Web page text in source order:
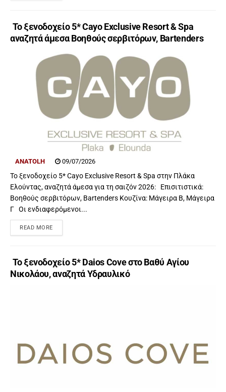
Το ξενοδοχείο 5* Cayo Exclusive Resort & Spa
αναζητά άμεσα Βοηθούς σερβιτόρων, Bartenders
ANATOLH 09/07/2026
Το ξενοδοχείο 5* Cayo Exclusive Resort & Spa στην Πλάκα
Ελούντας, αναζητά άμεσα για τη σαιζόν 2026: Επισιτιστικά:
Βοηθούς σερβιτόρων, Bartenders Κουζίνα: Μάγειρα Β, Μάγειρα
Γ Οι ενδιαφερόμενοι...
READ MORE
Το ξενοδοχείο 5* Daios Cove στο Βαθύ Αγίου
Νικολάου, αναζητά Υδραυλικό